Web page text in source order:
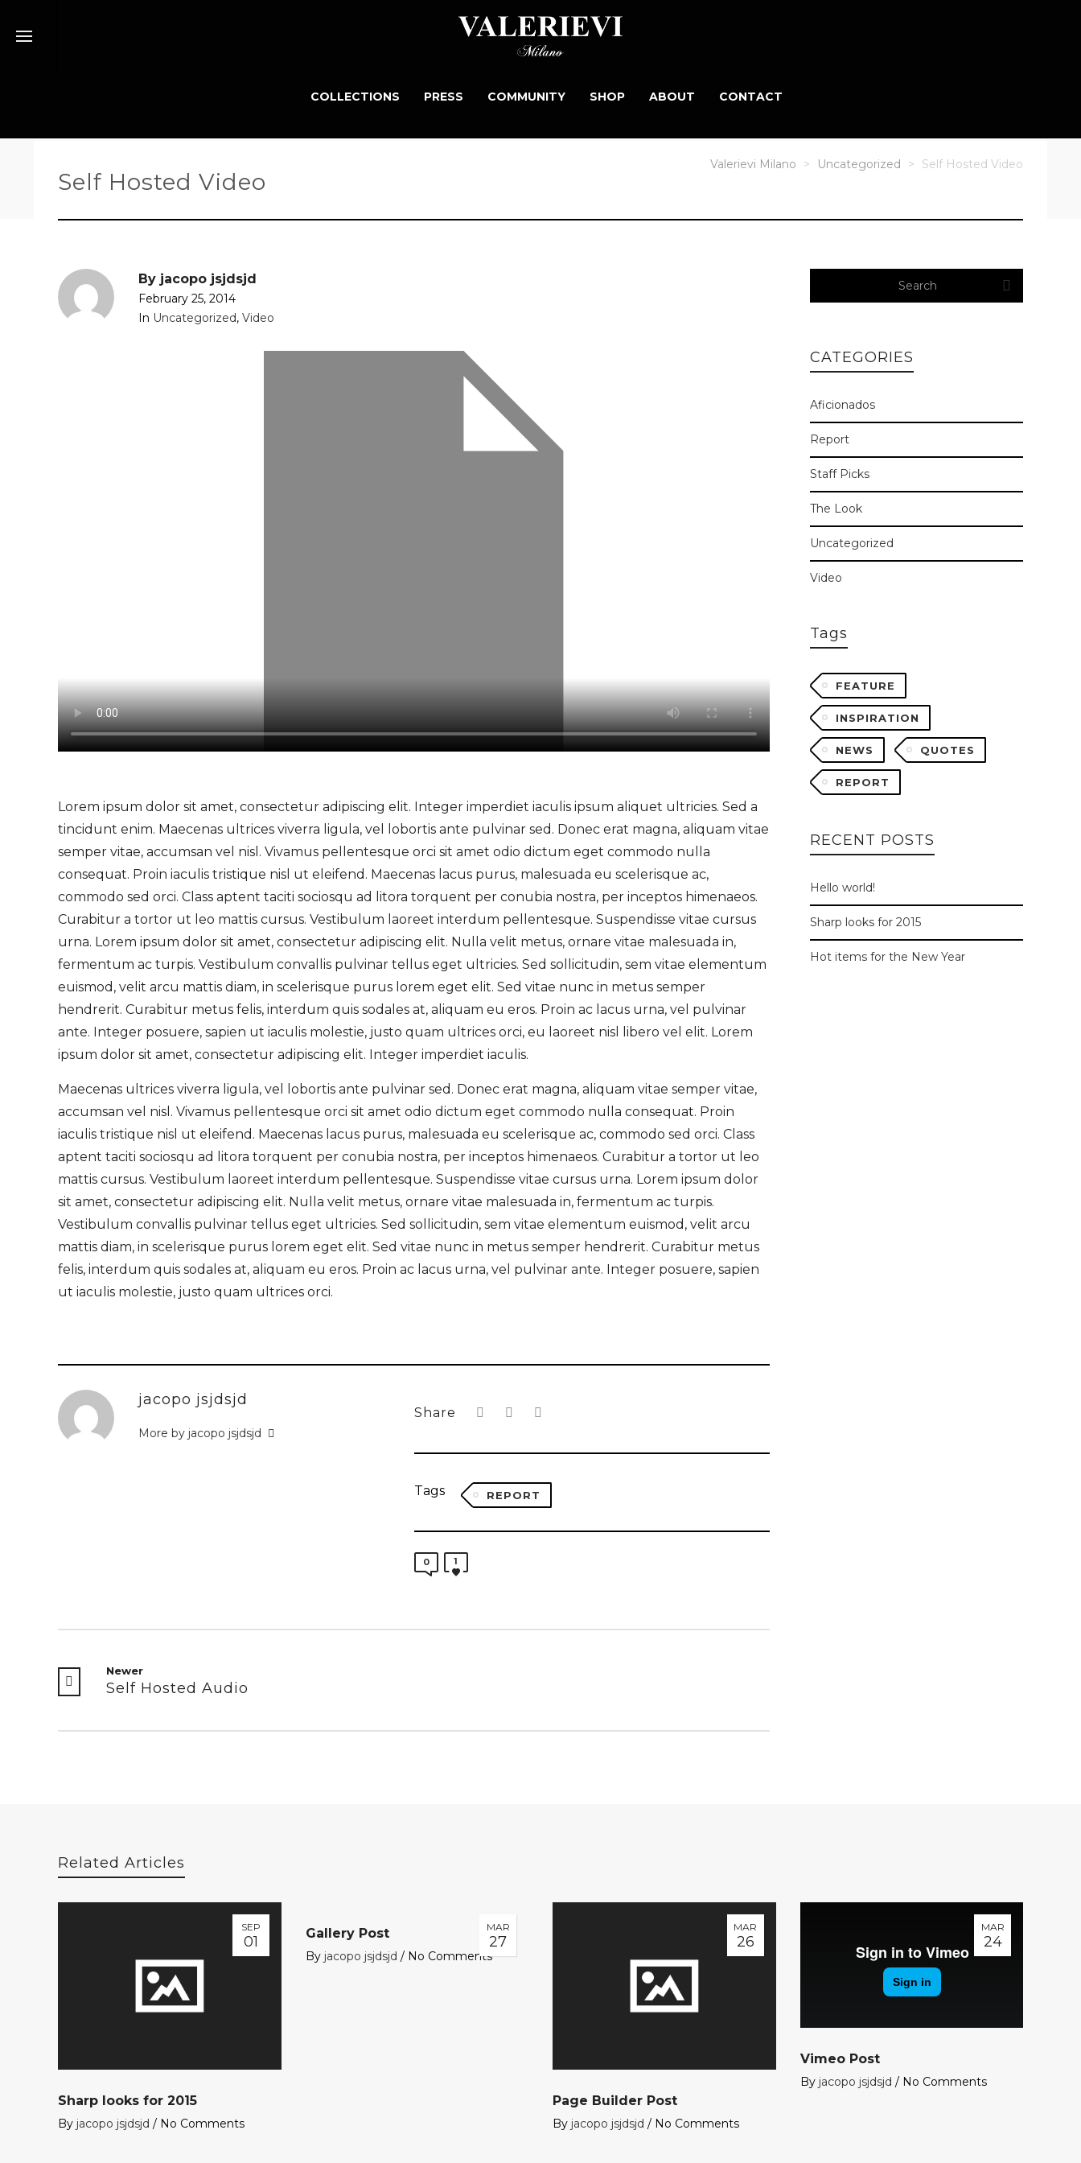
COLLECTIONS PRESS COMMUNITY SHOP ABOUT CONTACT
Self Hosted Video
Valerievi Milano > Uncategorized > Self Hosted Video
By jacopo jsjdsjd
February 25, 2014
In Uncategorized, Video
Lorem ipsum dolor sit amet, consectetur adipiscing elit. Integer imperdiet iaculis ipsum aliquet ultricies. Sed a
tincidunt enim. Maecenas ultrices viverra ligula, vel lobortis ante pulvinar sed. Donec erat magna, aliquam vitae
semper vitae, accumsan vel nisl. Vivamus pellentesque orci sit amet odio dictum eget commodo nulla
consequat. Proin iaculis tristique nisl ut eleifend. Maecenas lacus purus, malesuada eu scelerisque ac,
commodo sed orci. Class aptent taciti sociosqu ad litora torquent per conubia nostra, per inceptos himenaeos.
Curabitur a tortor ut leo mattis cursus. Vestibulum laoreet interdum pellentesque. Suspendisse vitae cursus
urna. Lorem ipsum dolor sit amet, consectetur adipiscing elit. Nulla velit metus, ornare vitae malesuada in,
fermentum ac turpis. Vestibulum convallis pulvinar tellus eget ultricies. Sed sollicitudin, sem vitae elementum
euismod, velit arcu mattis diam, in scelerisque purus lorem eget elit. Sed vitae nunc in metus semper
hendrerit. Curabitur metus felis, interdum quis sodales at, aliquam eu eros. Proin ac lacus urna, vel pulvinar
ante. Integer posuere, sapien ut iaculis molestie, justo quam ultrices orci, eu laoreet nisl libero vel elit. Lorem
ipsum dolor sit amet, consectetur adipiscing elit. Integer imperdiet iaculis.
Maecenas ultrices viverra ligula, vel lobortis ante pulvinar sed. Donec erat magna, aliquam vitae semper vitae,
accumsan vel nisl. Vivamus pellentesque orci sit amet odio dictum eget commodo nulla consequat. Proin
iaculis tristique nisl ut eleifend. Maecenas lacus purus, malesuada eu scelerisque ac, commodo sed orci. Class
aptent taciti sociosqu ad litora torquent per conubia nostra, per inceptos himenaeos. Curabitur a tortor ut leo
mattis cursus. Vestibulum laoreet interdum pellentesque. Suspendisse vitae cursus urna. Lorem ipsum dolor
sit amet, consectetur adipiscing elit. Nulla velit metus, ornare vitae malesuada in, fermentum ac turpis.
Vestibulum convallis pulvinar tellus eget ultricies. Sed sollicitudin, sem vitae elementum euismod, velit arcu
mattis diam, in scelerisque purus lorem eget elit. Sed vitae nunc in metus semper hendrerit. Curabitur metus
felis, interdum quis sodales at, aliquam eu eros. Proin ac lacus urna, vel pulvinar ante. Integer posuere, sapien
ut iaculis molestie, justo quam ultrices orci.
jacopo jsjdsjd
More by jacopo jsjdsjd
Share
Tags REPORT
0 1
Newer
Self Hosted Audio
CATEGORIES
Aficionados
Report
Staff Picks
The Look
Uncategorized
Video
Tags
FEATURE
INSPIRATION
NEWS QUOTES
REPORT
RECENT POSTS
Hello world!
Sharp looks for 2015
Hot items for the New Year
Related Articles
SEP
01
Sharp looks for 2015
By jacopo jsjdsjd / No Comments
MAR
27
Gallery Post
By jacopo jsjdsjd / No Comments
MAR
26
Page Builder Post
By jacopo jsjdsjd / No Comments
MAR
24
Vimeo Post
By jacopo jsjdsjd / No Comments